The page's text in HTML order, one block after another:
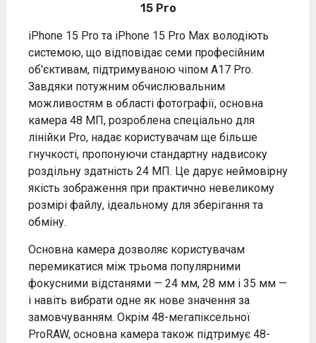
15 Pro
iPhone 15 Pro та iPhone 15 Pro Max володіють
системою, що відповідає семи професійним
об'єктивам, підтримуваною чіпом A17 Pro.
Завдяки потужним обчислювальним
можливостям в області фотографії, основна
камера 48 МП, розроблена спеціально для
лінійки Pro, надає користувачам ще більше
гнучкості, пропонуючи стандартну надвисоку
роздільну здатність 24 МП. Це дарує неймовірну
якість зображення при практично невеликому
розмірі файлу, ідеальному для зберігання та
обміну.
Основна камера дозволяє користувачам
перемикатися між трьома популярними
фокусними відстанями — 24 мм, 28 мм і 35 мм —
і навіть вибрати одне як нове значення за
замовчуванням. Окрім 48-мегапіксельної
ProRAW, основна камера також підтримує 48-